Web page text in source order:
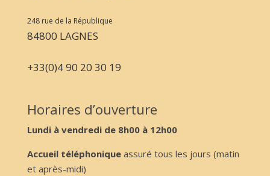
248 rue de la République
84800 LAGNES
+33(0)4 90 20 30 19
Horaires d’ouverture
Lundi à vendredi de 8h00 à 12h00
Accueil téléphoniqueassuré tous les jours (matin
et après-midi)